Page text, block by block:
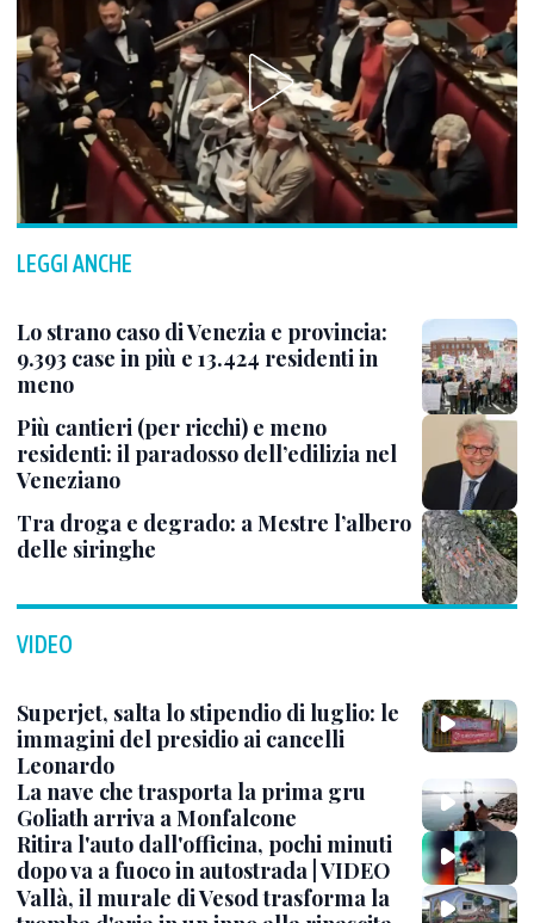
LEGGI ANCHE
Lo strano caso di Venezia e provincia:
9.393 case in più e 13.424 residenti in
meno
Più cantieri (per ricchi) e meno
residenti: il paradosso dell’edilizia nel
Veneziano
Tra droga e degrado: a Mestre l’albero
delle siringhe
VIDEO
Superjet, salta lo stipendio di luglio: le
immagini del presidio ai cancelli
Leonardo
La nave che trasporta la prima gru
Goliath arriva a Monfalcone
Ritira l'auto dall'officina, pochi minuti
dopo va a fuoco in autostrada | VIDEO
Vallà, il murale di Vesod trasforma la